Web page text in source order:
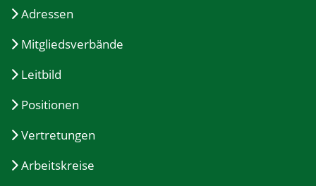
Adressen
Mitgliedsverbände
Leitbild
Positionen
Vertretungen
Arbeitskreise